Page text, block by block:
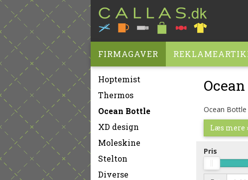
FIRMAGAVER
Hoptemist
Thermos
Ocean Bottle
XD design
Moleskine
Stelton
Diverse
Ocean
Læs mere
Pris